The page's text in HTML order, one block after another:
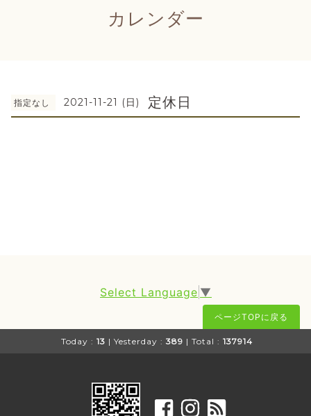
カレンダー
指定なし 2021-11-21 (日) 定休日
Select Language ▼
ページTOPに戻る
Today : 13 | Yesterday : 389 | Total : 137914